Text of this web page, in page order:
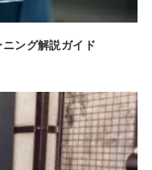
ング解説ガイド